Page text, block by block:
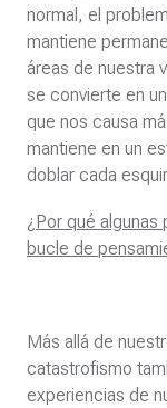
normal, el
mantiene
áreas de nuestra
se convierte en
que nos causa
mantiene en un
doblar cada
¿Por qué algunas
bucle de
Más allá de
catastrofismo
experiencias de